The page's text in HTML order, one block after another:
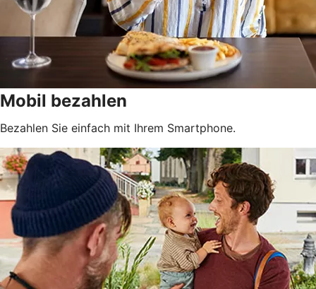
Mobil bezahlen
Bezahlen Sie einfach mit Ihrem Smartphone.